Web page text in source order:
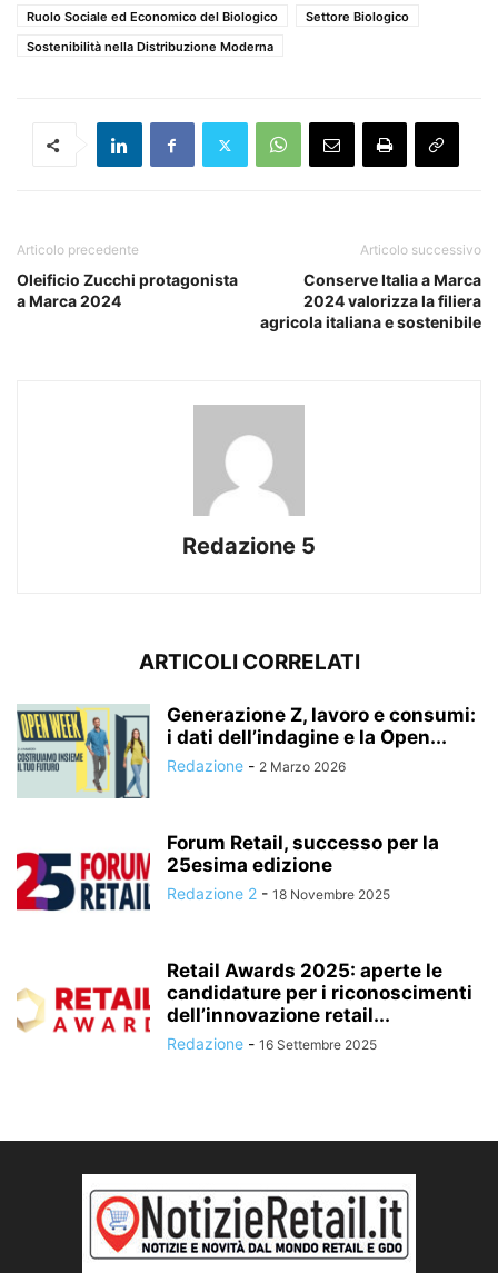
Ruolo Sociale ed Economico del Biologico
Settore Biologico
Sostenibilità nella Distribuzione Moderna
Articolo precedente
Oleificio Zucchi protagonista
a Marca 2024
Articolo successivo
Conserve Italia a Marca
2024 valorizza la filiera
agricola italiana e sostenibile
Redazione 5
ARTICOLI CORRELATI
Generazione Z, lavoro e consumi:
i dati dell’indagine e la Open...
Redazione - 2 Marzo 2026
Forum Retail, successo per la
25esima edizione
Redazione 2 - 18 Novembre 2025
Retail Awards 2025: aperte le
candidature per i riconoscimenti
dell’innovazione retail...
Redazione - 16 Settembre 2025